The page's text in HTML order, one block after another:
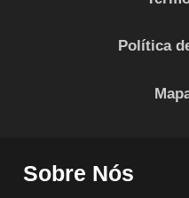
Política
Sobre Nós